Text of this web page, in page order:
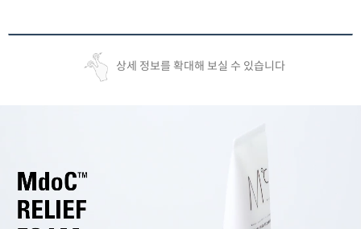
상세 정보를 확대해 보실 수 있습니다